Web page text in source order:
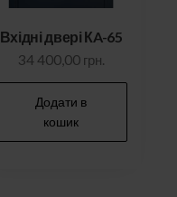
Вхідні двері КA-65
34 400,00 грн.
Додати в
кошик